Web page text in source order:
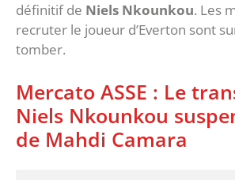
définitif de Niels Nkounkou. Les
recruter le joueur d’Everton sont
tomber.
Mercato ASSE : Le
Niels Nkounkou
de Mahdi Camara